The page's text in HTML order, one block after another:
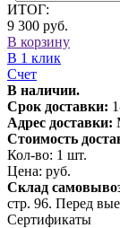
ИТОГ:
9 300 руб.
В корзину
В 1 клик
Счет
В наличии.
Срок доставки:
Адрес доставки:
Стоимость
Кол-во: 1 шт.
Цена: руб.
Склад
стр. 96. Перед
Сертификаты